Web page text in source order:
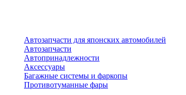
Автозапчасти для японских автомобилей
Автозапчасти
Автопринадлежности
Аксессуары
Багажные системы и фаркопы
Противотуманные фары